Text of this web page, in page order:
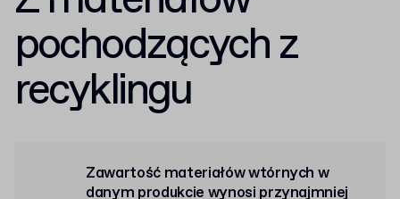
pochodzących z
recyklingu
Zawartość materiałów wtórnych w
danym produkcie wynosi przynajmniej